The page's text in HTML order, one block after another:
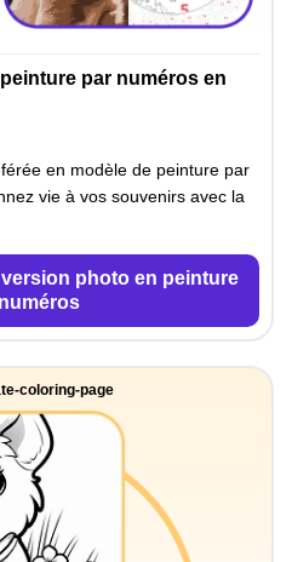
par numéros en
en modèle de peinture par
vie à vos souvenirs avec la
photo en peinture
coloring-page